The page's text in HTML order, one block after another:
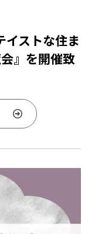
イストな住ま
』を開催致